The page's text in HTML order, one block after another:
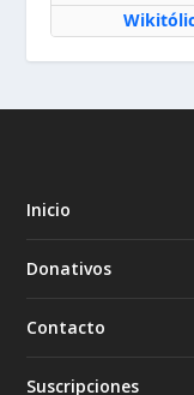
Inicio
Donativos
Contacto
Suscripciones